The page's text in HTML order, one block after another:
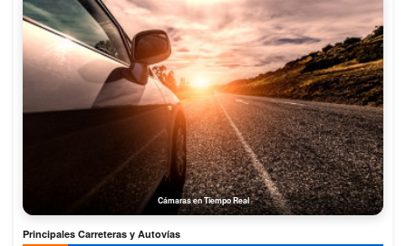
Cámaras en Tiempo Real
Principales Carreteras y Autovías